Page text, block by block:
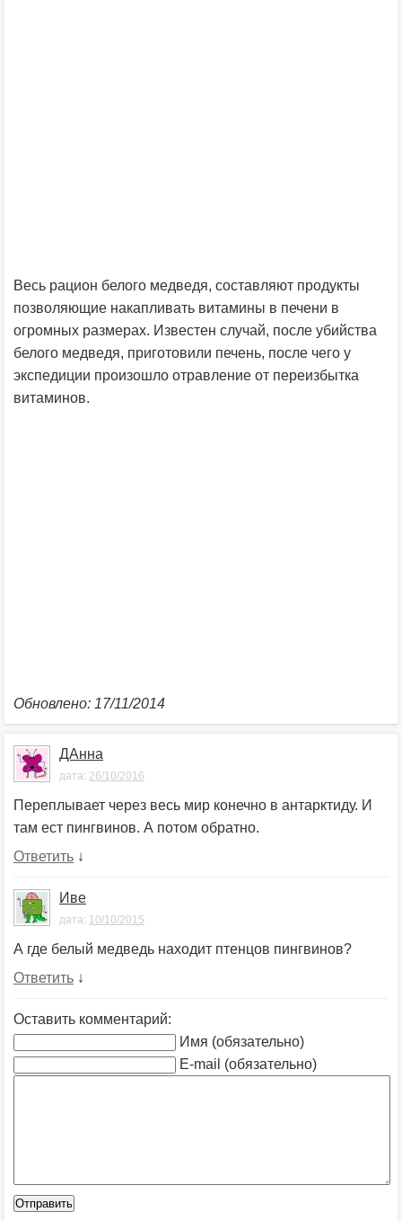
Весь рацион белого медведя, составляют продукты
позволяющие накапливать витамины в печени в
огромных размерах. Известен случай, после убийства
белого медведя, приготовили печень, после чего у
экспедиции произошло отравление от переизбытка
витаминов.
Обновлено: 17/11/2014
ДАнна
дата: 26/10/2016
Переплывает через весь мир конечно в антарктиду. И
там ест пингвинов. А потом обратно.
Ответить ↓
Иве
дата: 10/10/2015
А где белый медведь находит птенцов пингвинов?
Ответить ↓
Оставить комментарий:
Имя (обязательно)
E-mail (обязательно)